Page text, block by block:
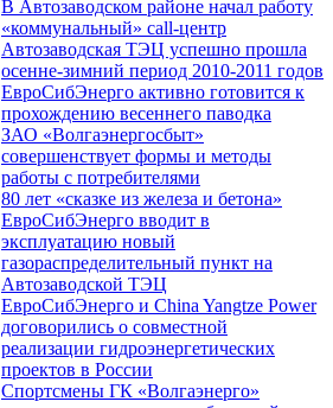
В Автозаводском районе начал работу
«коммунальный» call-центр
Автозаводская ТЭЦ успешно прошла
осенне-зимний период 2010-2011 годов
ЕвроСибЭнерго активно готовится к
прохождению весеннего паводка
ЗАО «Волгаэнергосбыт»
совершенствует формы и методы
работы с потребителями
80 лет «сказке из железа и бетона»
ЕвроСибЭнерго вводит в
эксплуатацию новый
газораспределительный пункт на
Автозаводской ТЭЦ
ЕвроСибЭнерго и China Yangtze Power
договорились о совместной
реализации гидроэнергетических
проектов в России
Спортсмены ГК «Волгаэнерго»